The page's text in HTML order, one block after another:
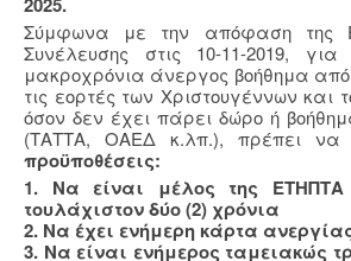
Σύμφωνα με την απόφαση της
Συνέλευσης στις 10-11-2019,
μακροχρόνια άνεργος βοήθημα
τις εορτές των Χριστουγέννων και
όσον δεν έχει πάρει δώρο ή
(ΤΑΤΤΑ, ΟΑΕΔ κ.λπ.), πρέπει να
προϋποθέσεις:
1. Να είναι μέλος της
τουλάχιστον δύο (2) χρόνια
2. Να έχει ενήμερη κάρτα
3. Να είναι ενήμερος ταμειακώς